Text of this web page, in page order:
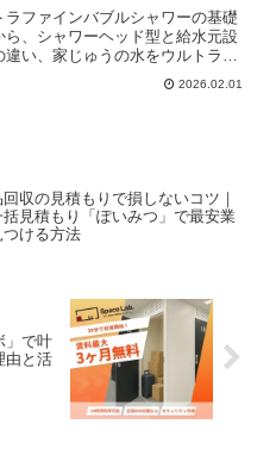
リット
ラファインバブルシャワーの基礎
ら、シャワーヘッド型と給水元設
違い、家じゅうの水をウルトラフ
バブル化できる「フレスカ
）」の特徴や導入のポイント
2026.02.01
収の見積もりで損しないコツ｜
見積もり「ぽいみつ」で最安業
ける方法
」で叶
由と活